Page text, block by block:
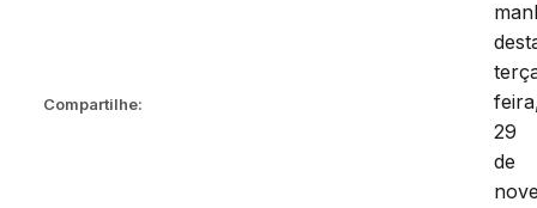
Compartilhe:
29
de